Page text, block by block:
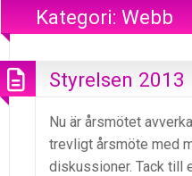
Kategori:Webb
Styrelsen 2013
Nu är årsmötet
trevligt årsmöte med
diskussioner. Tack till